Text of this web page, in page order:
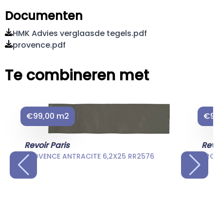
Documenten
HMK Advies verglaasde tegels.pdf
provence.pdf
Te combineren met
€99,00 m2
Revoir Paris
PROVENCE ANTRACITE 6,2X25 RR2576